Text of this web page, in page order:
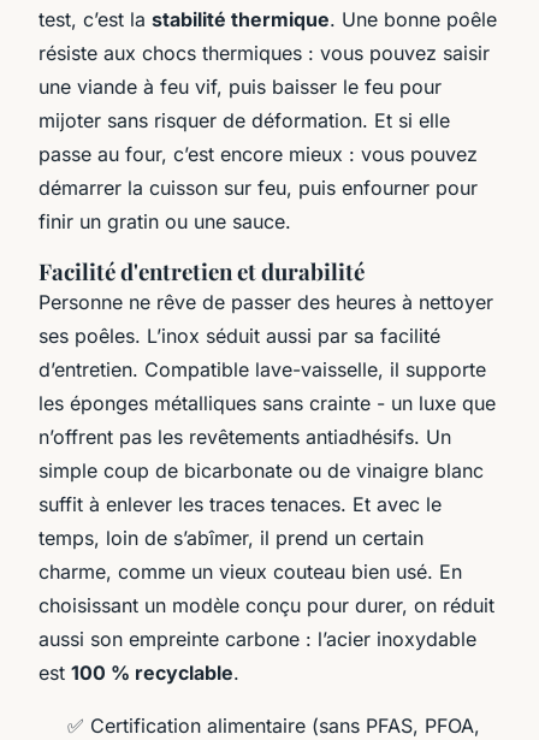
test, c’est la stabilité thermique. Une bonne poêle
résiste aux chocs thermiques : vous pouvez saisir
une viande à feu vif, puis baisser le feu pour
mijoter sans risquer de déformation. Et si elle
passe au four, c’est encore mieux : vous pouvez
démarrer la cuisson sur feu, puis enfourner pour
finir un gratin ou une sauce.
Facilité d'entretien et durabilité
Personne ne rêve de passer des heures à nettoyer
ses poêles. L’inox séduit aussi par sa facilité
d’entretien. Compatible lave-vaisselle, il supporte
les éponges métalliques sans crainte - un luxe que
n’offrent pas les revêtements antiadhésifs. Un
simple coup de bicarbonate ou de vinaigre blanc
suffit à enlever les traces tenaces. Et avec le
temps, loin de s’abîmer, il prend un certain
charme, comme un vieux couteau bien usé. En
choisissant un modèle conçu pour durer, on réduit
aussi son empreinte carbone : l’acier inoxydable
est 100 % recyclable.
✅ Certification alimentaire (sans PFAS, PFOA,